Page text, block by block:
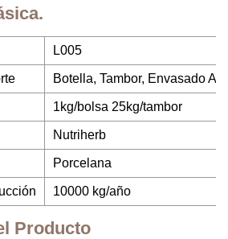
L005
Botella, Tambor, Envasado Al
1kg/bolsa 25kg/tambor
Nutriherb
Porcelana
10000 kg/año
Producto